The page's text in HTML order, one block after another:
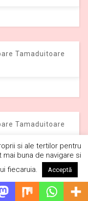
Tamaduitoare
Tamaduitoare
Tamaduitoare
si ale tertilor pentru
buna de navigare si
fiecaruia.
Acceptă
mult